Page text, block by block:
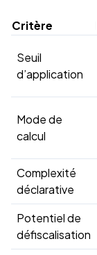
Critère
Seuil
d’application
Mode de
calcul
Complexité
déclarative
Potentiel de
défiscalisation